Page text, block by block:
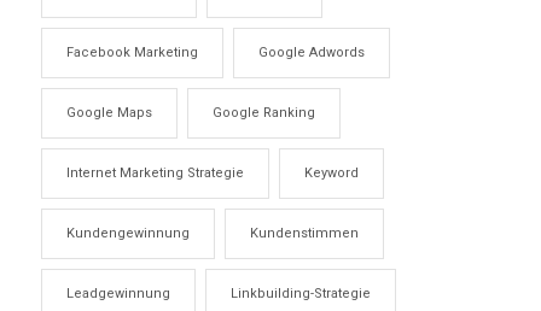
Facebook Marketing Google Adwords
Google Maps Google Ranking
Internet Marketing Strategie Keyword
Kundengewinnung Kundenstimmen
Leadgewinnung Linkbuilding-Strategie